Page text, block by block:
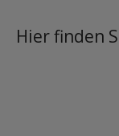
Hier finden